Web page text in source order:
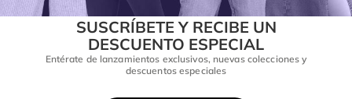
SUSCRÍBETE Y RECIBE UN
DESCUENTO ESPECIAL
Entérate de lanzamientos exclusivos, nuevas colecciones y
descuentos especiales